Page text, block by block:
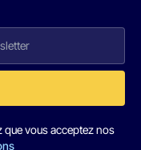
vous acceptez nos